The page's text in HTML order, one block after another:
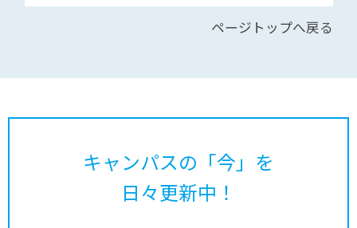
ページトップへ戻る
キャンパスの「今」を
日々更新中！